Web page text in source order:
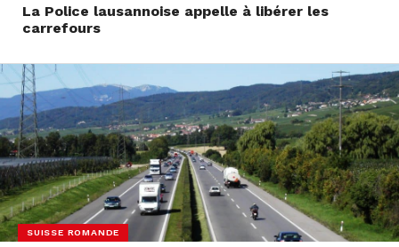
La Police lausannoise appelle à libérer les
carrefours
SUISSE ROMANDE